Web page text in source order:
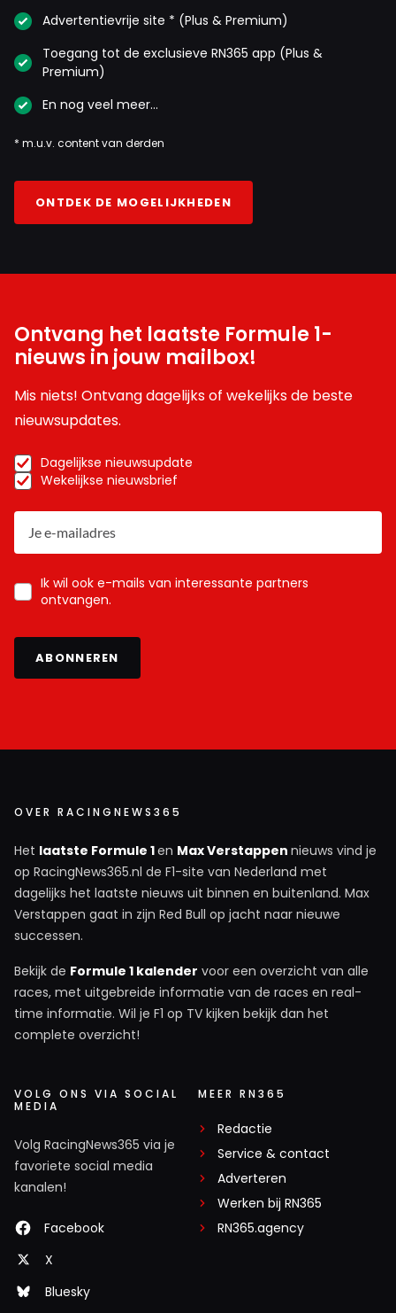
Advertentievrije site * (Plus & Premium)
Toegang tot de exclusieve RN365 app (Plus &
Premium)
En nog veel meer…
* m.u.v. content van derden
ONTDEK DE MOGELIJKHEDEN
Ontvang het laatste Formule 1-
nieuws in jouw mailbox!
Mis niets! Ontvang dagelijks of wekelijks de beste
nieuwsupdates.
Dagelijkse nieuwsupdate
Wekelijkse nieuwsbrief
Ik wil ook e-mails van interessante partners
ontvangen.
ABONNEREN
OVER RACINGNEWS365
Het laatste Formule 1en Max Verstappen nieuws vind je
op RacingNews365.nl de F1-site van Nederland met
dagelijks het laatste nieuws uit binnen en buitenland. Max
Verstappen gaat in zijn Red Bull op jacht naar nieuwe
successen.
Bekijk de Formule 1 kalender voor een overzicht van alle
races, met uitgebreide informatie van de races en real-
time informatie. Wil je F1 op TV kijken bekijk dan het
complete overzicht!
VOLG ONS VIA SOCIAL
MEDIA
Volg RacingNews365 via je
favoriete social media
kanalen!
Facebook
X
Bluesky
MEER RN365
Redactie
Service & contact
Adverteren
Werken bij RN365
RN365.agency